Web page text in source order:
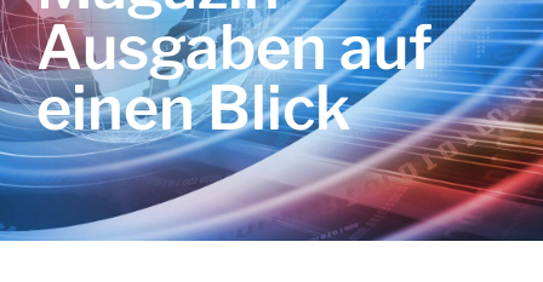
Ausgaben auf
einen Blick